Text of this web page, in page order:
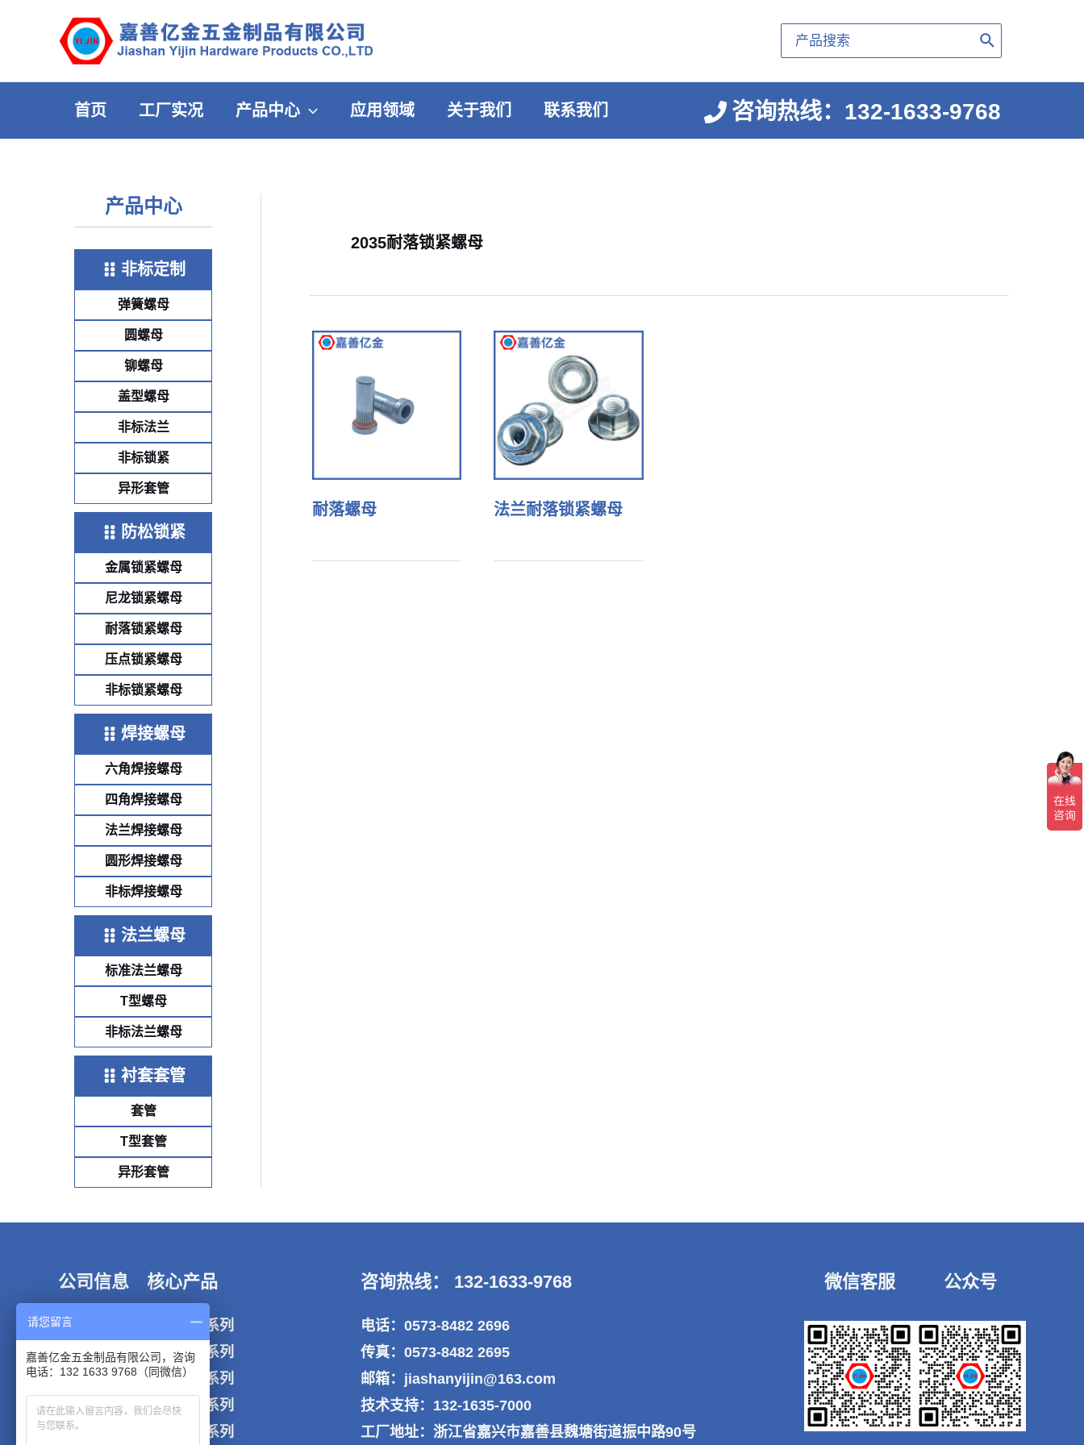
容
Search
for:
首页 工厂实况 产品中心 应用领域 关于我们 联系我们 咨询热线：132-1633-9768
产品中心
非标定制
弹簧螺母
圆螺母
铆螺母
盖型螺母
非标法兰
非标锁紧
异形套管
防松锁紧
金属锁紧螺母
尼龙锁紧螺母
耐落锁紧螺母
压点锁紧螺母
非标锁紧螺母
焊接螺母
六角焊接螺母
四角焊接螺母
法兰焊接螺母
圆形焊接螺母
非标焊接螺母
法兰螺母
标准法兰螺母
T型螺母
非标法兰螺母
衬套套管
套管
T型套管
异形套管
2035耐落锁紧螺母
耐落螺母 法兰耐落锁紧螺母
公司信息
工厂实况
应用领域
关于我们
联系我们
核心产品
非标定制系列
防松锁紧系列
焊接螺母系列
法兰螺母系列
衬套套管系列
咨询热线： 132-1633-9768
电话：0573-8482 2696
传真：0573-8482 2695
邮箱：jiashanyijin@163.com
技术支持：132-1635-7000
工厂地址：浙江省嘉兴市嘉善县魏塘街道振中路90号
微信客服 公众号
请您留言
嘉善亿金五金制品有限公司，咨询
电话：132 1633 9768（同微信）